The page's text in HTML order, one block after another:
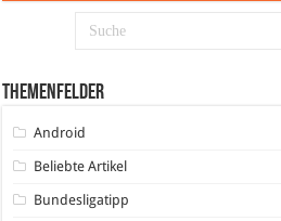
Themenfelder
Android
Beliebte Artikel
Bundesligatipp